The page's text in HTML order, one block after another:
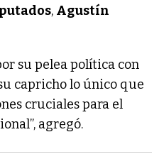
, Agustín
su pelea política con
capricho lo único que
cruciales para el
agregó.